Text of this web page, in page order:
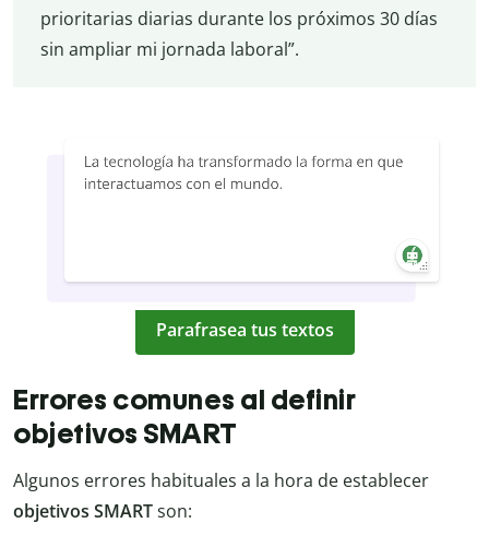
prioritarias diarias durante los próximos 30 días
sin ampliar mi jornada laboral”.
Parafrasea tus textos
Errores comunes al definir
objetivos SMART
Algunos errores habituales a la hora de establecer
objetivos SMARTson: